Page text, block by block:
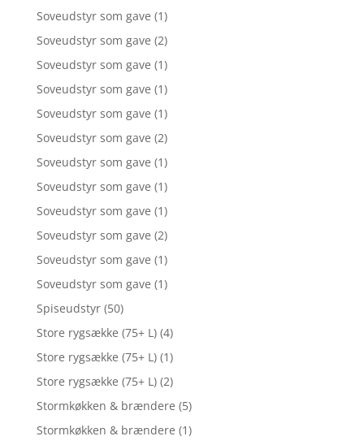
Soveudstyr som gave (1)
Soveudstyr som gave (2)
Soveudstyr som gave (1)
Soveudstyr som gave (1)
Soveudstyr som gave (1)
Soveudstyr som gave (2)
Soveudstyr som gave (1)
Soveudstyr som gave (1)
Soveudstyr som gave (1)
Soveudstyr som gave (2)
Soveudstyr som gave (1)
Soveudstyr som gave (1)
Spiseudstyr (50)
Store rygsække (75+ L) (4)
Store rygsække (75+ L) (1)
Store rygsække (75+ L) (2)
Stormkøkken & brændere (5)
Stormkøkken & brændere (1)